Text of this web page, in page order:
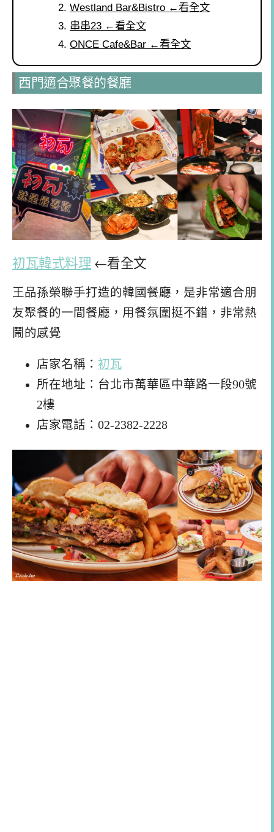
Westland Bar&Bistro ←看全文
串串23 ←看全文
ONCE Cafe&Bar ←看全文
西門適合聚餐的餐廳
初瓦韓式料理 ←看全文
王品孫榮聯手打造的韓國餐廳，是非常適合朋
友聚餐的一間餐廳，用餐氛圍挺不錯，非常熱
鬧的感覺
店家名稱： 初瓦
所在地址：台北市萬華區中華路一段90號
2樓
店家電話：02-2382-2228